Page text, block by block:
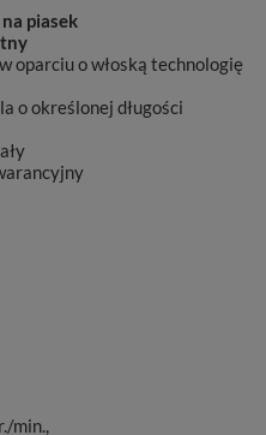
piasek
oparciu o włoską technologię
o określonej długości
min.,